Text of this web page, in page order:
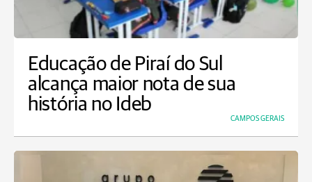
Educação de Piraí do Sul
alcança maior nota de sua
história no Ideb
CAMPOS GERAIS